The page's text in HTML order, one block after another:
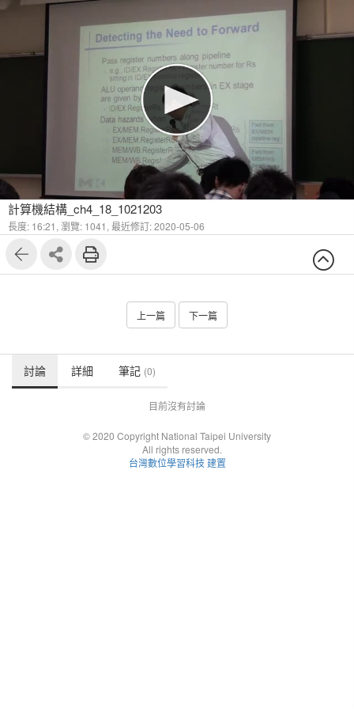
計算機結構_ch4_18_1021203
長度: 16:21, 瀏覽: 1041, 最近修訂: 2020-05-06
上一篇 下一篇
討論 詳細 筆記 (0)
目前沒有討論
© 2020 Copyright National Taipei University
All rights reserved.
台灣數位學習科技 建置